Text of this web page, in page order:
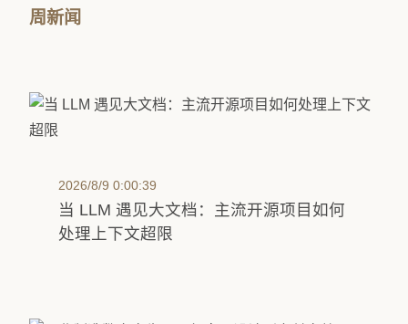
周新闻
2026/8/9 0:00:39
当 LLM 遇见大文档：主流开源项目如何
处理上下文超限